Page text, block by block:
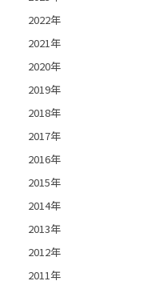
2022年
2021年
2020年
2019年
2018年
2017年
2016年
2015年
2014年
2013年
2012年
2011年